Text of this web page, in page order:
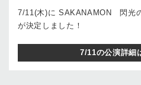
7/11(木)に SAKANAMON 閃光
が決定しました！
7/11の公演詳細